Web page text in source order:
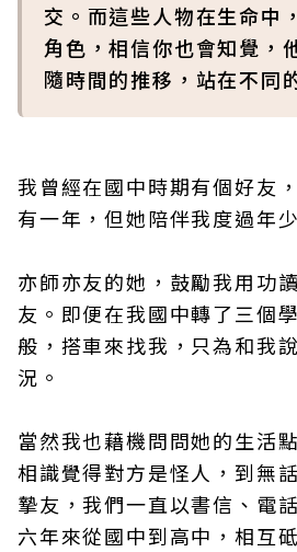
交。而這些人物在生命中
角色，相信你也會知覺，
隨時間的推移，站在不同
我曾經在國中時期有個好友
有一年，但她陪伴我度過年
亦師亦友的她，鼓勵我用功
友。即便在我國中轉了三個
般，搭車來找我，只為和我
況。
當然我也藉機問問她的生活
相識覺得對方是怪人，到無
摯友，我們一直以書信、電
六年來從國中到高中，相互